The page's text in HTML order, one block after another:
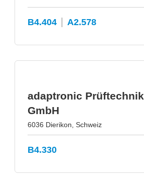
B4.404 A2.578
adaptronic Prüftechnik
GmbH
6036 Dierikon, Schweiz
B4.330